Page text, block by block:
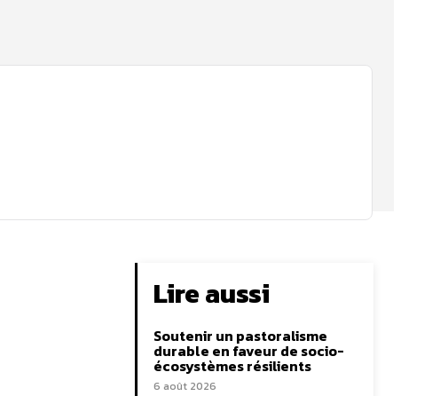
Lire aussi
Soutenir un pastoralisme
durable en faveur de socio-
écosystèmes résilients
6 août 2026